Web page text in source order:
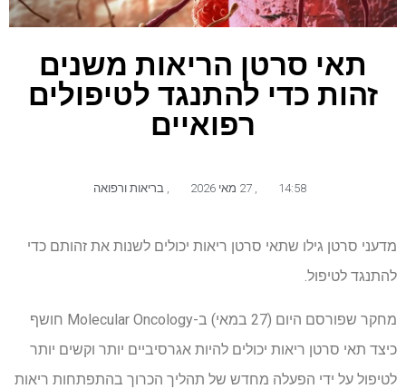
תאי סרטן הריאות משנים
זהות כדי להתנגד לטיפולים
רפואיים
14:58 27 מאי 2026 בריאות ורפואה
מדעני סרטן גילו שתאי סרטן ריאות יכולים לשנות את זהותם כדי
להתנגד לטיפול.
מחקר שפורסם היום (27 במאי) ב-Molecular Oncology חושף
כיצד תאי סרטן ריאות יכולים להיות אגרסיביים יותר וקשים יותר
לטיפול על ידי הפעלה מחדש של תהליך הכרוך בהתפתחות ריאות